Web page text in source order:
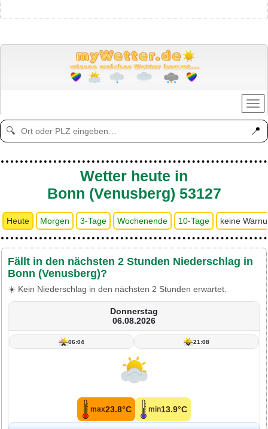
🔍 📍
Wetter heute in
Bonn (Venusberg) 53127
Heute Morgen 3-Tage Wochenende 10-Tage keine
Fällt in den nächsten 2 Stunden Niederschlag in
Bonn (Venusberg)?
☀️ Kein Niederschlag in den nächsten 2 Stunden erwartet.
Donnerstag
06.08.2026
06:04 21:08
max23.8°C min13.9°C